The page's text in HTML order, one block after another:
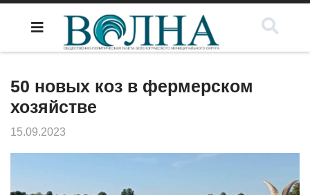
50 новых коз в фермерском
хозяйстве
15.09.2023